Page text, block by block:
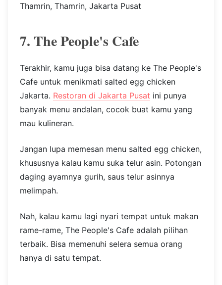
Thamrin, Thamrin, Jakarta Pusat
7. The People's Cafe
Terakhir, kamu juga bisa datang ke The People's
Cafe untuk menikmati salted egg chicken
Jakarta. Restoran di Jakarta Pusat ini punya
banyak menu andalan, cocok buat kamu yang
mau kulineran.
Jangan lupa memesan menu salted egg chicken,
khususnya kalau kamu suka telur asin. Potongan
daging ayamnya gurih, saus telur asinnya
melimpah.
Nah, kalau kamu lagi nyari tempat untuk makan
rame-rame, The People's Cafe adalah pilihan
terbaik. Bisa memenuhi selera semua orang
hanya di satu tempat.